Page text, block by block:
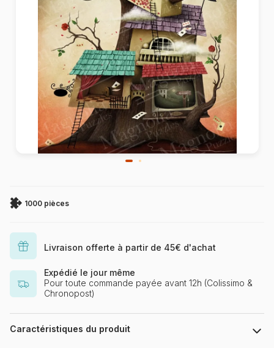
1000 pièces
Livraison offerte à partir de 45€ d'achat
Expédié le jour même
Pour toute commande payée avant 12h (Colissimo &
Chronopost)
Caractéristiques du produit